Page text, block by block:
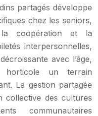
partagés développe
chez les seniors,
la coopération et la
interpersonnelles,
avec l’âge,
horticole un terrain
La gestion partagée
collective des cultures
communautaires